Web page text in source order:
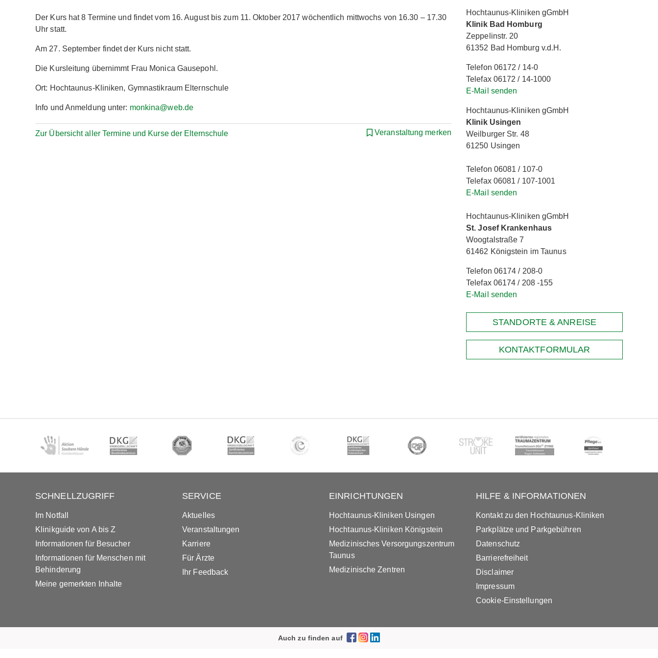
Der Kurs hat 8 Termine und findet vom 16. August bis zum 11. Oktober 2017 wöchentlich mittwochs von 16.30 – 17.30
Uhr statt.
Am 27. September findet der Kurs nicht statt.
Die Kursleitung übernimmt Frau Monica Gausepohl.
Ort: Hochtaunus-Kliniken, Gymnastikraum Elternschule
Info und Anmeldung unter: monkina@web.de
Zur Übersicht aller Termine und Kurse der Elternschule Veranstaltung merken
Hochtaunus-Kliniken gGmbH
Klinik Bad Homburg
Zeppelinstr. 20
61352 Bad Homburg v.d.H.
Telefon 06172 / 14-0
Telefax 06172 / 14-1000
E-Mail senden
Hochtaunus-Kliniken gGmbH
Klinik Usingen
Weilburger Str. 48
61250 Usingen
Telefon 06081 / 107-0
Telefax 06081 / 107-1001
E-Mail senden
Hochtaunus-Kliniken gGmbH
St. Josef Krankenhaus
Woogtalstraße 7
61462 Königstein im Taunus
Telefon 06174 / 208-0
Telefax 06174 / 208 -155
E-Mail senden
STANDORTE & ANREISE
KONTAKTFORMULAR
SCHNELLZUGRIFF
Im Notfall
Klinikguide von A bis Z
Informationen für Besucher
Informationen für Menschen mit
Behinderung
Meine gemerkten Inhalte
SERVICE
Aktuelles
Veranstaltungen
Karriere
Für Ärzte
Ihr Feedback
EINRICHTUNGEN
Hochtaunus-Kliniken Usingen
Hochtaunus-Kliniken Königstein
Medizinisches Versorgungszentrum
Taunus
Medizinische Zentren
HILFE & INFORMATIONEN
Kontakt zu den Hochtaunus-Kliniken
Parkplätze und Parkgebühren
Datenschutz
Barrierefreiheit
Disclaimer
Impressum
Cookie-Einstellungen
Auch zu finden auf